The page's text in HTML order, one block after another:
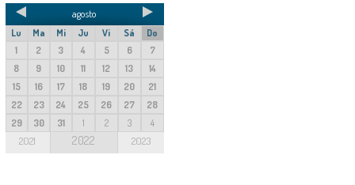
agosto
Lu Ma Mi Ju Vi Sá
Do
1
2 3 4 5 6
7
8
9 10 11 12 13
14
15
16 17 18 19 20
21
22
23 24 25 26 27
28
29
30 31 1 2 3 4
2021 2022 2023